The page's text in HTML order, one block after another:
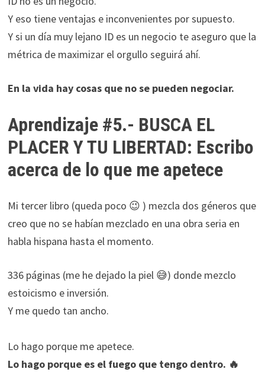
Y eso tiene ventajas e inconvenientes por supuesto.
Y si un día muy lejano ID es un negocio te aseguro que la
métrica de maximizar el orgullo seguirá ahí.
En la vida hay cosas que no se pueden negociar.
Aprendizaje #5.- BUSCA EL
PLACER Y TU LIBERTAD: Escribo
acerca de lo que me apetece
Mi tercer libro (queda poco 😉 ) mezcla dos géneros que
creo que no se habían mezclado en una obra seria en
habla hispana hasta el momento.
336 páginas (me he dejado la piel 😅) donde mezclo
estoicismo e inversión.
Y me quedo tan ancho.
Lo hago porque me apetece.
Lo hago porque es el fuego que tengo dentro. 🔥